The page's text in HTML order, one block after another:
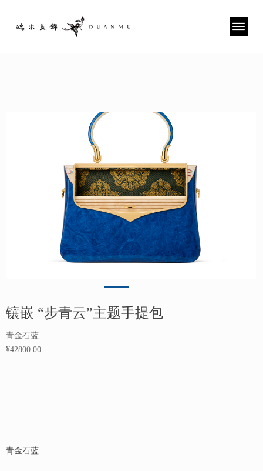
镶嵌 “步青云”主题手提包
青金石蓝
¥42800.00
青金石蓝